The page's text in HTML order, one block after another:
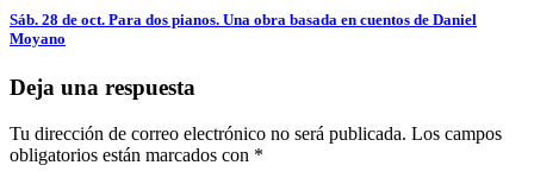
Sáb. 28 de oct. Para dos pianos. Una obra basada en cuentos de Daniel
Moyano
Deja una respuesta
Tu dirección de correo electrónico no será publicada. Los campos
obligatorios están marcados con *